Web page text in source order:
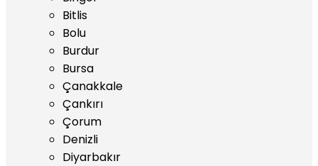
Bitlis
Bolu
Burdur
Bursa
Çanakkale
Çankırı
Çorum
Denizli
Diyarbakır